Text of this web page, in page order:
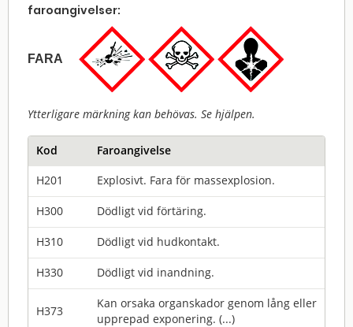
faroangivelser:
FARA
Ytterligare märkning kan behövas. Se hjälpen.
Kod
Faroangivelse
H201
Explosivt. Fara för massexplosion.
H300 Dödligt vid förtäring.
H310 Dödligt vid hudkontakt.
H330 Dödligt vid inandning.
H373
Kan orsaka organskador genom lång eller
upprepad exponering. (...)